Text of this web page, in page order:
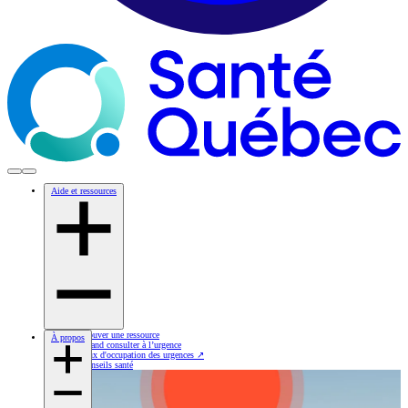
Aide et ressources
Trouver une ressource
Quand consulter à l’urgence
Taux d'occupation des urgences ↗
Conseils santé
À propos